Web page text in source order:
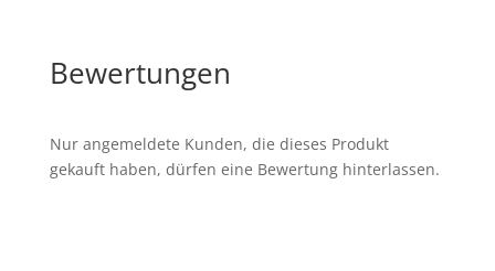
Bewertungen
Nur angemeldete Kunden, die dieses Produkt
gekauft haben, dürfen eine Bewertung hinterlassen.